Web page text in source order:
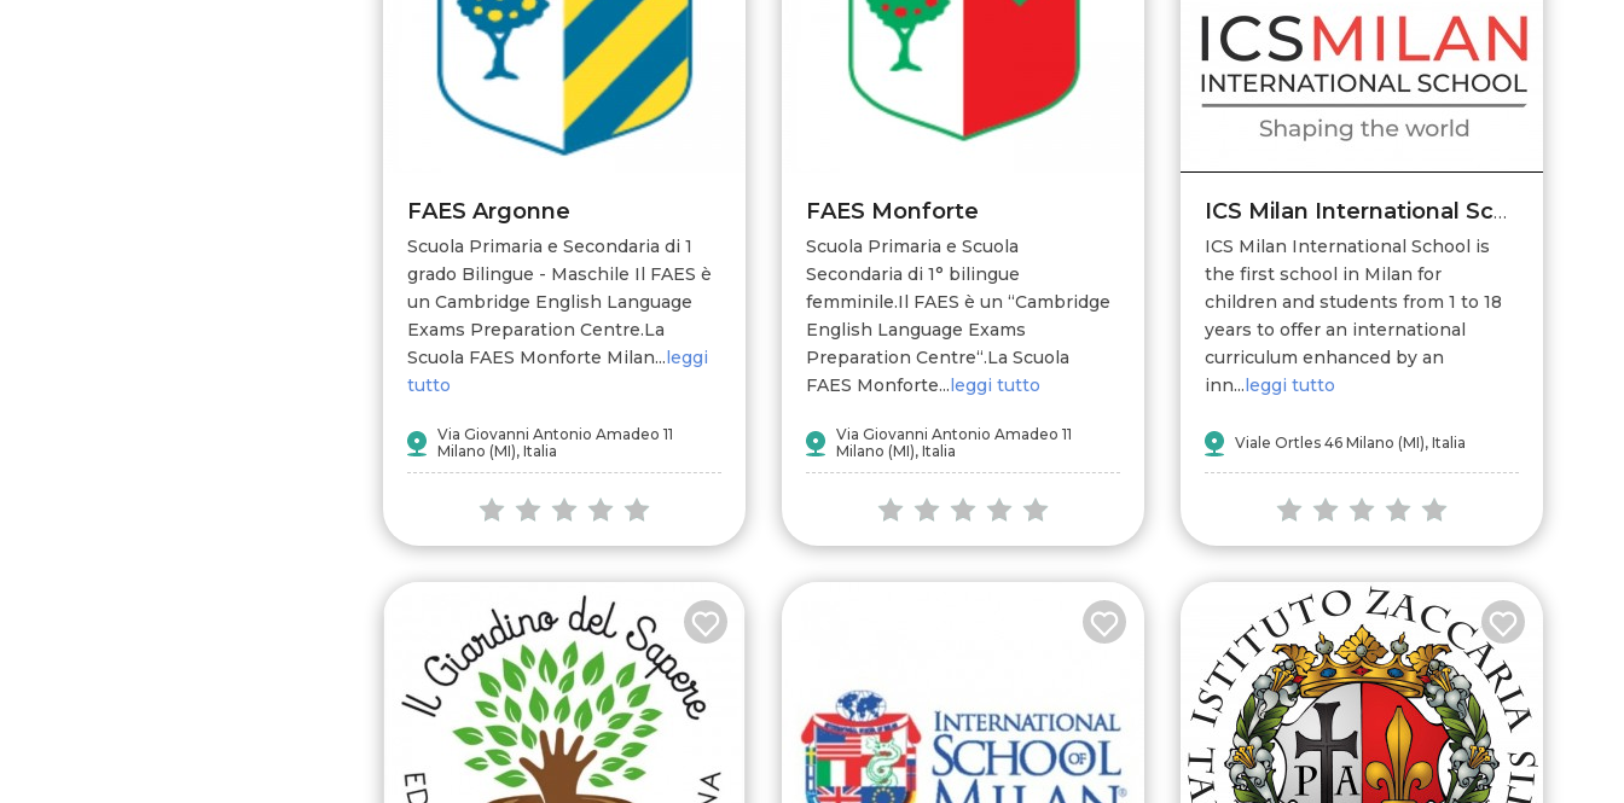
FAES Argonne
Scuola Primaria e Secondaria di 1
grado Bilingue - Maschile Il FAES è
un Cambridge English Language
Exams Preparation Centre.La
Scuola FAES Monforte Milan...leggi
tutto
Via Giovanni Antonio Amadeo 11
Milano (MI), Italia
FAES Monforte
Scuola Primaria e Scuola
Secondaria di 1° bilingue
femminile.Il FAES è un “Cambridge
English Language Exams
Preparation Centre“.La Scuola
FAES Monforte...leggi tutto
Via Giovanni Antonio Amadeo 11
Milano (MI), Italia
ICS Milan International School
ICS Milan International School is
the first school in Milan for
children and students from 1 to 18
years to offer an international
curriculum enhanced by an
inn...leggi tutto
Viale Ortles 46 Milano (MI), Italia